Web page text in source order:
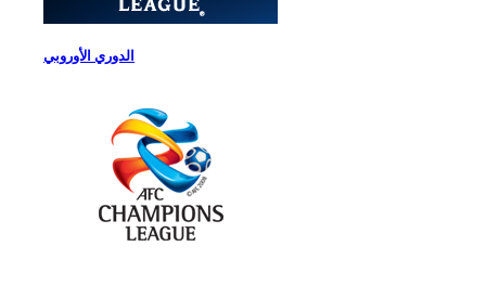
الدوري الأوروبي